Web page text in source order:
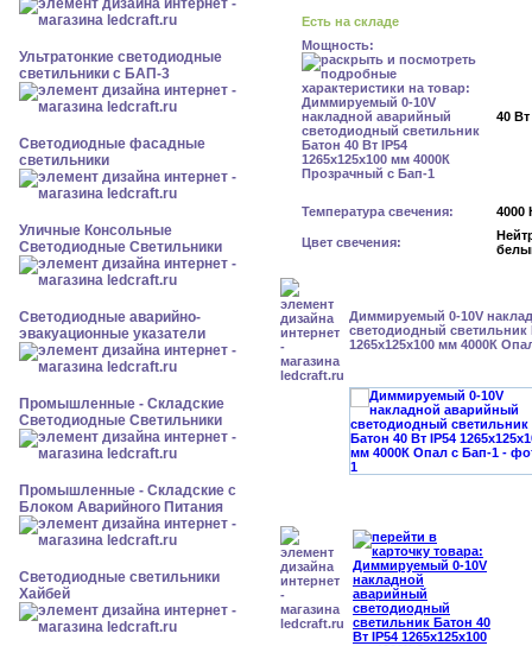
Ультратонкие светодиодные
светильники с БАП-3
Светодиодные фасадные
светильники
Уличные Консольные
Светодиодные Светильники
Светодиодные аварийно-
эвакуационные указатели
Промышленные - Складские
Светодиодные Светильники
Промышленные - Складские с
Блоком Аварийного Питания
Светодиодные светильники
Хайбей
Есть на складе
Мощность:
40 Вт
Температура свечения: 4000
Цвет свечения:
Диммируемый 0-10V
светодиодный светильник
1265x125x100 мм 4000К